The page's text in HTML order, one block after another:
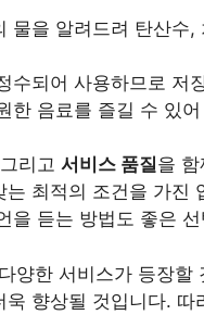
물을 알려드려 탄산수
수되어 사용하므로 저
한 음료를 즐길 수 있
리고 서비스 품질을
최적의 조건을 가진
을 듣는 방법도 좋은
양한 서비스가 등장할
향상될 것입니다.